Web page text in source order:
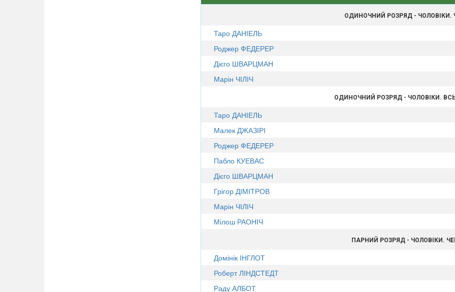
ОДИНОЧНИЙ РОЗРЯД - ЧОЛОВІКИ.
Таро ДАНІЕЛЬ
Роджер ФЕДЕРЕР
Дієго ШВАРЦМАН
Марін ЧІЛІЧ
ОДИНОЧНИЙ РОЗРЯД - ЧОЛОВІКИ.
Таро ДАНІЕЛЬ
Малек ДЖАЗІРІ
Роджер ФЕДЕРЕР
Пабло КУЕВАС
Дієго ШВАРЦМАН
Грігор ДІМІТРОВ
Марін ЧІЛІЧ
Мілош РАОНІЧ
ПАРНИЙ РОЗРЯД - ЧОЛОВІКИ.
Домінік ІНГЛОТ
Роберт ЛІНДСТЕДТ
Раду АЛБОТ